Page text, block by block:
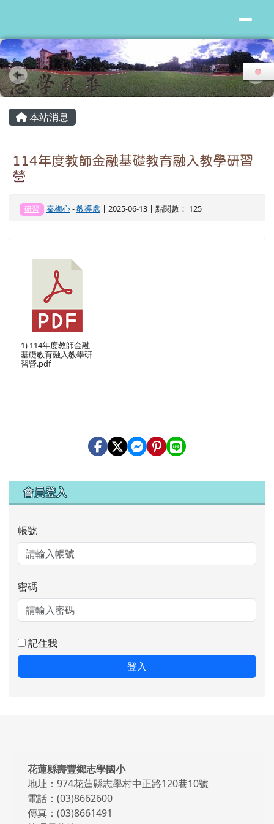
主內容區域
本站消息
114年度教師金融基礎教育融入教學研習
營
研習 秦梅心-教導處 | 2025-06-13 | 點閱數： 125
1) 114年度教師金融
基礎教育融入教學研
習營.pdf
右邊區域內容
會員登入
帳號
密碼
記住我
登入
頁尾區域
頁尾區域內容
花蓮縣壽豐鄉志學國小
地址：974花蓮縣志學村中正路120巷10號
電話：(03)8662600
傳真：(03)8661491